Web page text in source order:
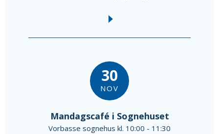
30
NOV
Mandagscafé i Sognehuset
Vorbasse sognehus kl. 10:00 - 11:30